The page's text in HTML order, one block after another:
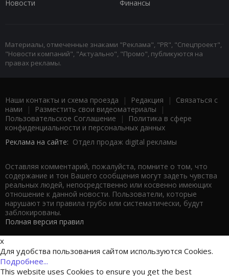
Новости
Финансы
Материалы, отмеченные знаками "Реклама", "PR", "Спецпроект",
"Новости компаний", "Актуально", "Промо", публикуются на
правах рекламы.
Наши контакты и схема проезда | Редакция | Связаться с
нами | Разместить свои видеоматериалы |
Пользовательское Соглашение |
Политика в сфере
конфиденциальности и персональных данных
Реклама на сайте: Отдел продаж digital рекламы
Оставляя комментарий, пожалуйста, помните о том, что
содержание и тон Вашего сообщения могут задеть чувства
реальных людей, непосредственно или косвенно имеющих
отношение к данной новости. Пользователи, которые
нарушают эти правила грубо или систематически, будут
заблокированы.
Полная версия правил
x
Для удобства пользования сайтом используются Cookies.
Подробнее...
This website uses Cookies to ensure you get the best